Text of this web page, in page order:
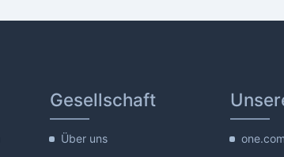
Gesellschaft
Über uns
one.com